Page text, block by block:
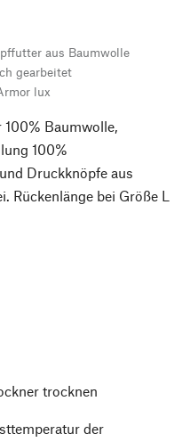
aus Baumwolle
gearbeitet
lux
Baumwolle,
100%
Druckknöpfe aus
Rückenlänge bei Größe L
trocknen
der